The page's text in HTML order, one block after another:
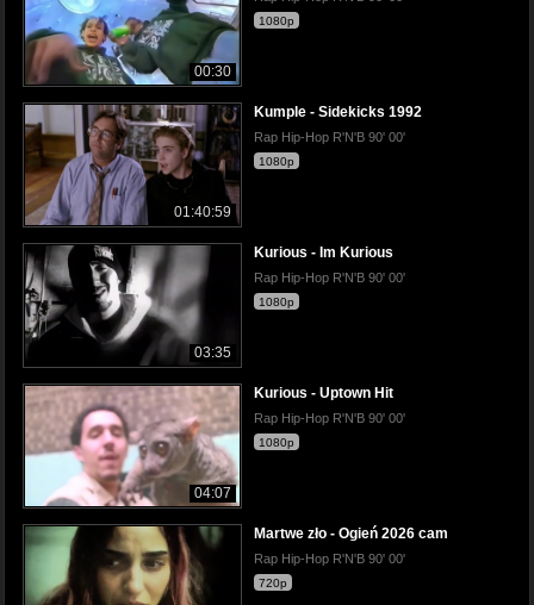
00:30
1080p
01:40:59
Kumple - Sidekicks 1992
Rap Hip-Hop R'N'B 90' 00'
1080p
03:35
Kurious - Im Kurious
Rap Hip-Hop R'N'B 90' 00'
1080p
04:07
Kurious - Uptown Hit
Rap Hip-Hop R'N'B 90' 00'
1080p
Martwe zło - Ogień 2026 cam
Rap Hip-Hop R'N'B 90' 00'
720p